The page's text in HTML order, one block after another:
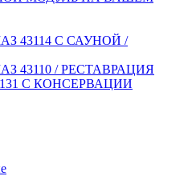
43114 С САУНОЙ /
43110 / РЕСТАВРАЦИЯ
С КОНСЕРВАЦИИ